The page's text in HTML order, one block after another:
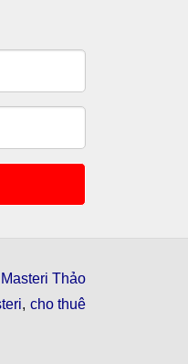
Thảo
, cho thuê